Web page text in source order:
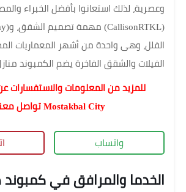
وعصرية، لذلك استعانوا بأفضل الخبراء
الفلل، وهى واحدة من أشهر المعماريات
الفيلات والشقق الفاخرة يضم الكمبوند
للمزيد من المعلومات والاستفسارات
Mostakbal City تواصل معنا!
واتساب
الخدما والمرافق في